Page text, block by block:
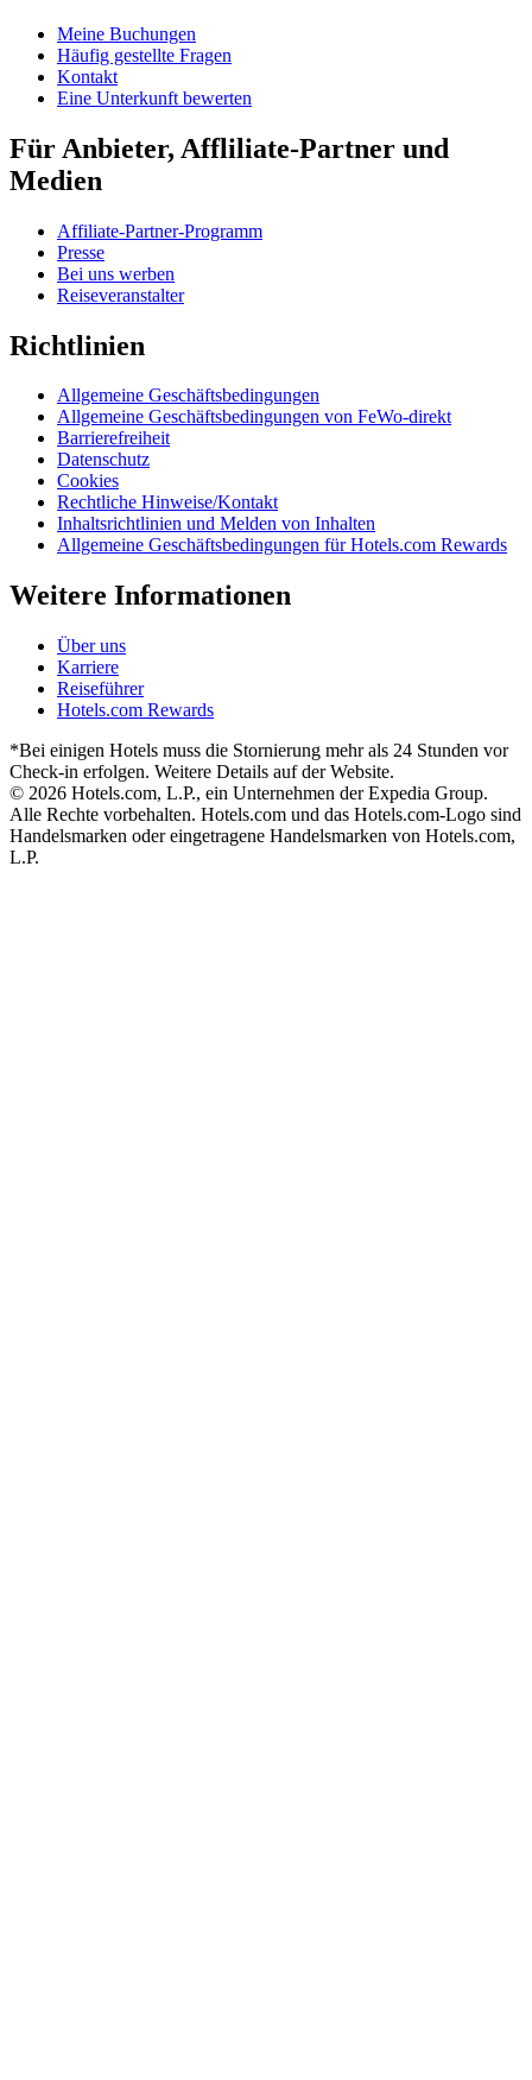
Meine Buchungen
Häufig gestellte Fragen
Kontakt
Eine Unterkunft bewerten
Für Anbieter, Affliliate-Partner und
Medien
Affiliate-Partner-Programm
Presse
Bei uns werben
Reiseveranstalter
Richtlinien
Allgemeine Geschäftsbedingungen
Allgemeine Geschäftsbedingungen von FeWo-direkt
Barrierefreiheit
Datenschutz
Cookies
Rechtliche Hinweise/Kontakt
Inhaltsrichtlinien und Melden von Inhalten
Allgemeine Geschäftsbedingungen für Hotels.com Rewards
Weitere Informationen
Über uns
Karriere
Reiseführer
Hotels.com Rewards
*Bei einigen Hotels muss die Stornierung mehr als 24 Stunden vor
Check-in erfolgen. Weitere Details auf der Website.
© 2026 Hotels.com, L.P., ein Unternehmen der Expedia Group.
Alle Rechte vorbehalten. Hotels.com und das Hotels.com-Logo sind
Handelsmarken oder eingetragene Handelsmarken von Hotels.com,
L.P.